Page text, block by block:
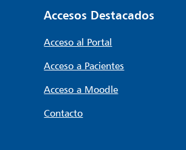
Accesos Destacados
Acceso al Portal
Acceso a Pacientes
Acceso a Moodle
Contacto